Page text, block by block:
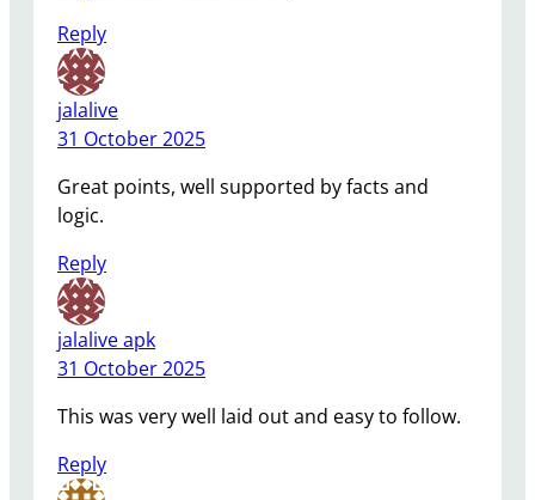
Reply
jalalive
31 October 2025
Great points, well supported by facts and
logic.
Reply
jalalive apk
31 October 2025
This was very well laid out and easy to follow.
Reply